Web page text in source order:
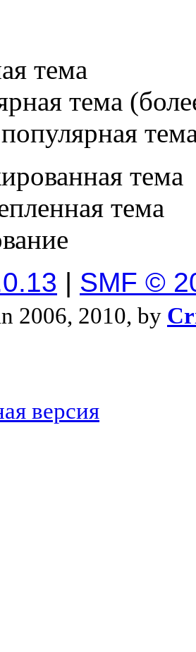
тема
тема
тема
тема
| SMF ©
2006, 2010, by
версия